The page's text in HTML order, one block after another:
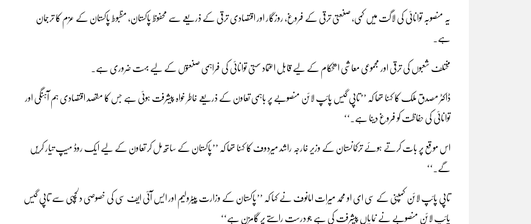
یہ منصوبہ توانائی کی لاگت میں کمی، صنعتی ترقی کے فروغ، روزگار اور اقتصادی ترقی کے ذریعے سے محفوظ پاکستان، مظبوط پاکستان کے عزم کا ترجمان
ہے۔
مختلف شعبوں کی ترقی اور مجموعی معاشی استحکام کے لیے قابل اعتماد سستی توانائی کی فراہمی صنعتوں کے لیے بہت ضروری ہے۔
ڈاکٹر مصدق ملک کا کہنا تھا کہ ’’تاپی گیس پائپ لائن منصوبے پر باہمی تعاون کے ذریعے خاطر خواہ پیشرفت ہوئی ہے جس کا مقصد اقتصادی ہم آہنگی اور
توانائی کی حفاظت کو فروغ دینا ہے۔‘‘
اس موقع پر بات کرتے ہوئے ترکمانستان کے وزیر خارجہ راشد میردوف کا کہنا تھا کہ ’’پاکستان کے ساتھ مل کر تعاون کے لیے ایک روڈ میپ تیار کریں
گے۔‘‘
تاپی پائپ لائن کمپنی کے سی ای او محمد میرات امانوف نے کہا کہ ’’پاکستان کے وزارت پیٹرولیم اور ایس آئی ایف سی کی خصوصی دلچسپی سے تاپی گیس
پائپ لائن منصوبے نے نمایاں پیشرفت کی ہے جو درست راستے پر گامزن ہے‘‘